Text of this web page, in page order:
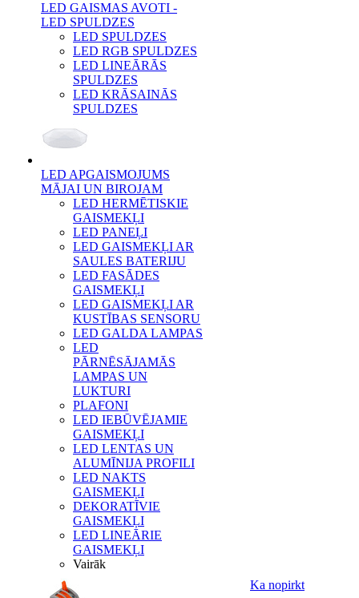
LED GAISMAS AVOTI -
LED SPULDZES
LED SPULDZES
LED RGB SPULDZES
LED LINEĀRĀS
SPULDZES
LED KRĀSAINĀS
SPULDZES
LED APGAISMOJUMS
MĀJAI UN BIROJAM
LED HERMĒTISKIE
GAISMEKĻI
LED PANEĻI
LED GAISMEKĻI AR
SAULES BATERIJU
LED FASĀDES
GAISMEKĻI
LED GAISMEKĻI AR
KUSTĪBAS SENSORU
LED GALDA LAMPAS
LED
PĀRNĒSĀJAMĀS
LAMPAS UN
LUKTURI
PLAFONI
LED IEBŪVĒJAMIE
GAISMEKĻI
LED LENTAS UN
ALUMĪNIJA PROFILI
LED NAKTS
GAISMEKĻI
DEKORATĪVIE
GAISMEKĻI
LED LINEĀRIE
GAISMEKĻI
Vairāk
Ka nopirkt